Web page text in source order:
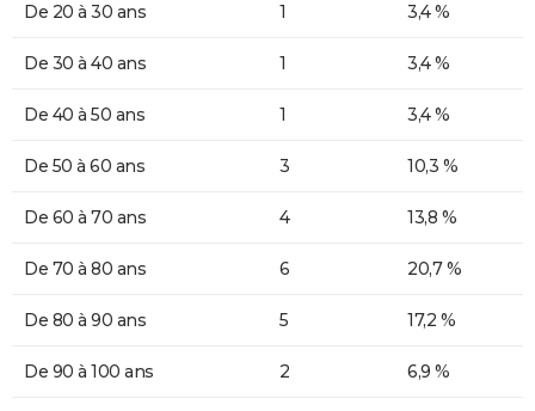
De 20 à 30 ans 1 3,4 %
De 30 à 40 ans 1 3,4 %
De 40 à 50 ans 1 3,4 %
De 50 à 60 ans 3 10,3 %
De 60 à 70 ans 4 13,8 %
De 70 à 80 ans 6 20,7 %
De 80 à 90 ans 5 17,2 %
De 90 à 100 ans 2 6,9 %